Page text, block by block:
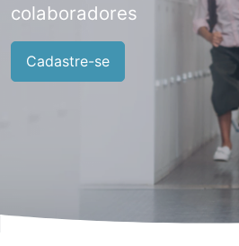
colaboradores
Cadastre-se